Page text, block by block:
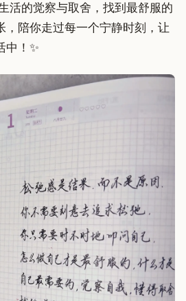
活的觉察与取舍，找到最舒服的
，陪你走过每一个宁静时刻，让
中！✨